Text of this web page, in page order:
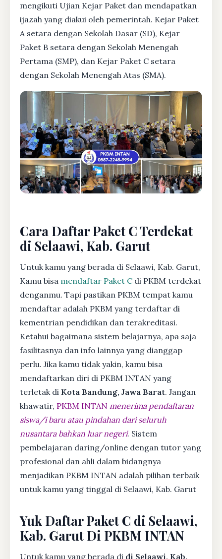
mengikuti Ujian Kejar Paket dan mendapatkan
ijazah yang diakui oleh pemerintah. Kejar Paket
A setara dengan Sekolah Dasar (SD), Kejar
Paket B setara dengan Sekolah Menengah
Pertama (SMP), dan Kejar Paket C setara
dengan Sekolah Menengah Atas (SMA).
Cara Daftar Paket C Terdekat
di Selaawi, Kab. Garut
Untuk kamu yang berada di Selaawi, Kab. Garut,
Kamu bisa mendaftar Paket C di PKBM terdekat
denganmu. Tapi pastikan PKBM tempat kamu
mendaftar adalah PKBM yang terdaftar di
kementrian pendidikan dan terakreditasi.
Ketahui bagaimana sistem belajarnya, apa saja
fasilitasnya dan info lainnya yang dianggap
perlu. Jika kamu tidak yakin, kamu bisa
mendaftarkan diri di PKBM INTAN yang
terletak di Kota Bandung, Jawa Barat. Jangan
khawatir, PKBM INTAN menerima pendaftaran
siswa/i baru atau pindahan dari seluruh
nusantara bahkan luar negeri. Sistem
pembelajaran daring/online dengan tutor yang
profesional dan ahli dalam bidangnya
menjadikan PKBM INTAN adalah pilihan terbaik
untuk kamu yang tinggal di Selaawi, Kab. Garut
Yuk Daftar Paket C di Selaawi,
Kab. Garut Di PKBM INTAN
Untuk kamu yang berada di di Selaawi, Kab.